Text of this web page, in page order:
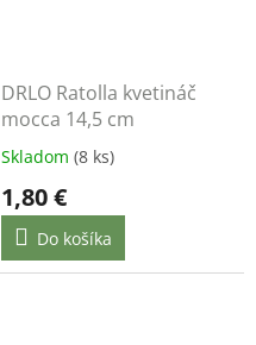
DRLO Ratolla kvetináč
mocca 14,5 cm
Skladom (8 ks)
1,80 €
Do košíka